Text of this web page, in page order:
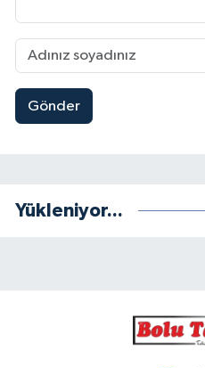
Gönder
Yükleniyor...